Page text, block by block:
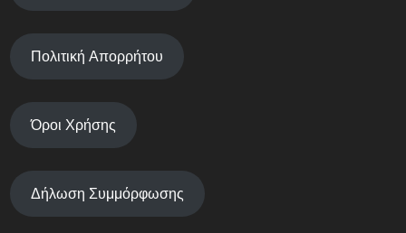
Πολιτική Απορρήτου
Όροι Χρήσης
Δήλωση Συμμόρφωσης